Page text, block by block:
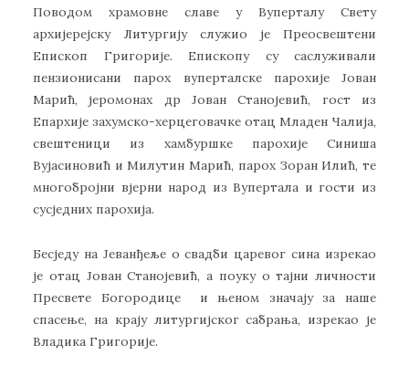
Поводом храмовне славе у Вуперталу Свету
архијерејску Литургију служио је Преосвештени
Епископ Григорије. Епископу су саслуживали
пензионисани парох вуперталске парохије Јован
Марић, јеромонах др Јован Станојевић, гост из
Епархије захумско-херцеговачке отац Младен Чалија,
свештеници из хамбуршке парохије Синиша
Вујасиновић и Милутин Марић, парох Зоран Илић, те
многобројни вјерни народ из Вупертала и гости из
сусједних парохија.
Бесједу на Јеванђеље о свадби царевог сина изрекао
је отац Јован Станојевић, а поуку о тајни личности
Пресвете Богородице и њеном значају за наше
спасење, на крају литургијског сабрања, изрекао је
Владика Григорије.